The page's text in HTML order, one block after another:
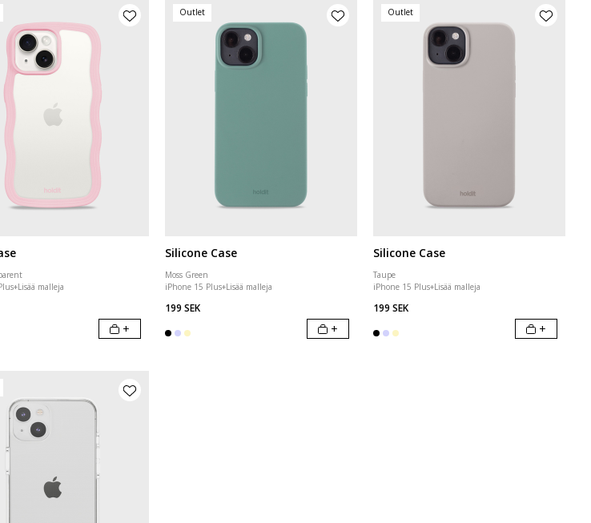
+Lisää malleja
+
Outlet
Silicone Case
Moss Green
iPhone 15 Plus+Lisää malleja
199 SEK
+
Outlet
Silicone Case
Taupe
iPhone 15 Plus+Lisää malleja
199 SEK
+